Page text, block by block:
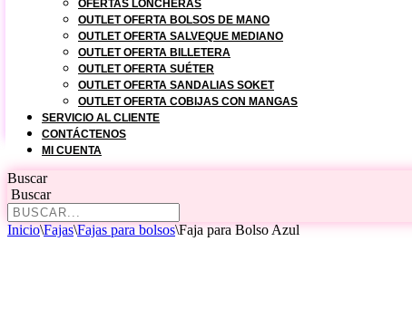
OFERTAS LONCHERAS
OUTLET OFERTA BOLSOS DE MANO
OUTLET OFERTA SALVEQUE MEDIANO
OUTLET OFERTA BILLETERA
OUTLET OFERTA SUÉTER
OUTLET OFERTA SANDALIAS SOKET
OUTLET OFERTA COBIJAS CON MANGAS
SERVICIO AL CLIENTE
CONTÁCTENOS
MI CUENTA
Buscar
Buscar
Inicio\Fajas\Fajas para bolsos\Faja para Bolso Azul